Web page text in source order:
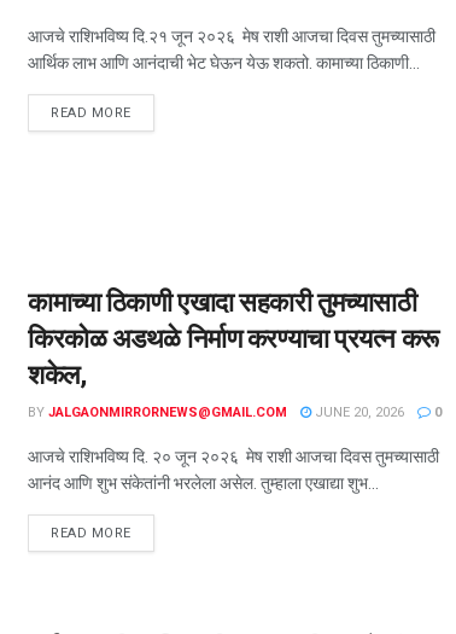
आजचे राशिभविष्य दि.२१ जून २०२६ मेष राशी आजचा दिवस तुमच्यासाठी
आर्थिक लाभ आणि आनंदाची भेट घेऊन येऊ शकतो. कामाच्या ठिकाणी...
READ MORE
कामाच्या ठिकाणी एखादा सहकारी तुमच्यासाठी
किरकोळ अडथळे निर्माण करण्याचा प्रयत्न करू
शकेल,
BY JALGAONMIRRORNEWS@GMAIL.COM JUNE 20, 2026 0
आजचे राशिभविष्य दि. २० जून २०२६ मेष राशी आजचा दिवस तुमच्यासाठी
आनंद आणि शुभ संकेतांनी भरलेला असेल. तुम्हाला एखाद्या शुभ...
READ MORE